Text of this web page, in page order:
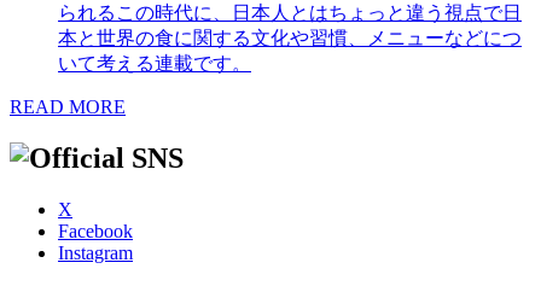
られるこの時代に、日本人とはちょっと違う視点で日
本と世界の食に関する文化や習慣、メニューなどにつ
いて考える連載です。
READ MORE
X
Facebook
Instagram